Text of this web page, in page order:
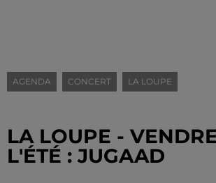
AGENDA CONCERT LA LOUPE
LA LOUPE -
L'ÉTÉ : JUGAAD